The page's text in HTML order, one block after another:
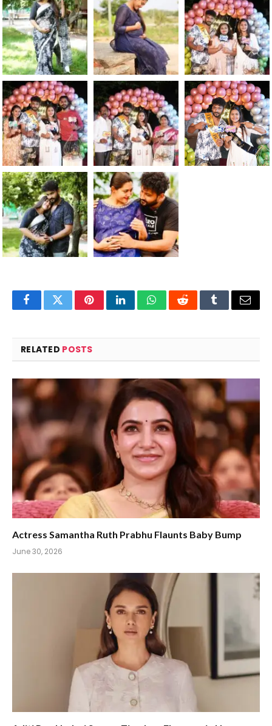
FacebookTwitterPinterestLinkedInWhatsAppRedditTumblrEmail
RELATED POSTS
Actress Samantha Ruth Prabhu Flaunts Baby Bump
June 30, 2026